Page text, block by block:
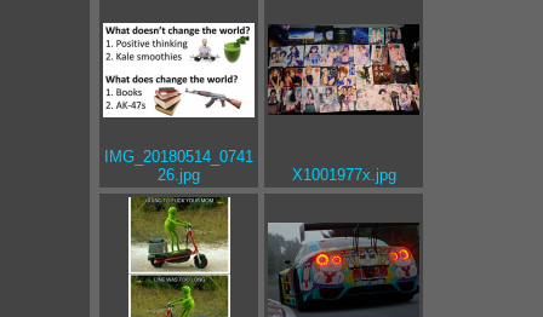
IMG_20180514_0741
26.jpg
X1001977x.jpg